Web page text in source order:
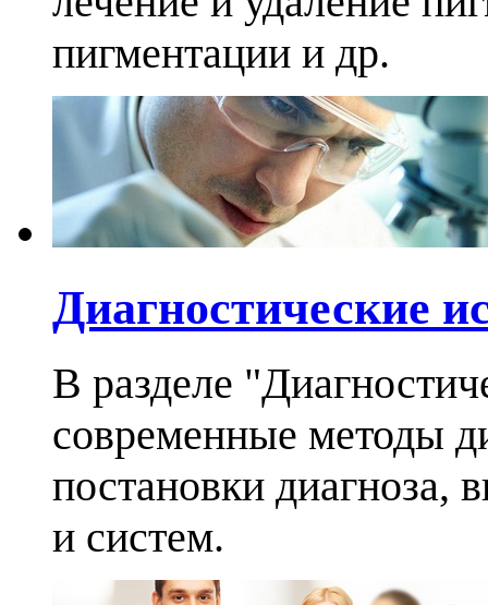
пигментации и др.
Диагностические
В разделе
современные методы
постановки диагноза,
и систем.